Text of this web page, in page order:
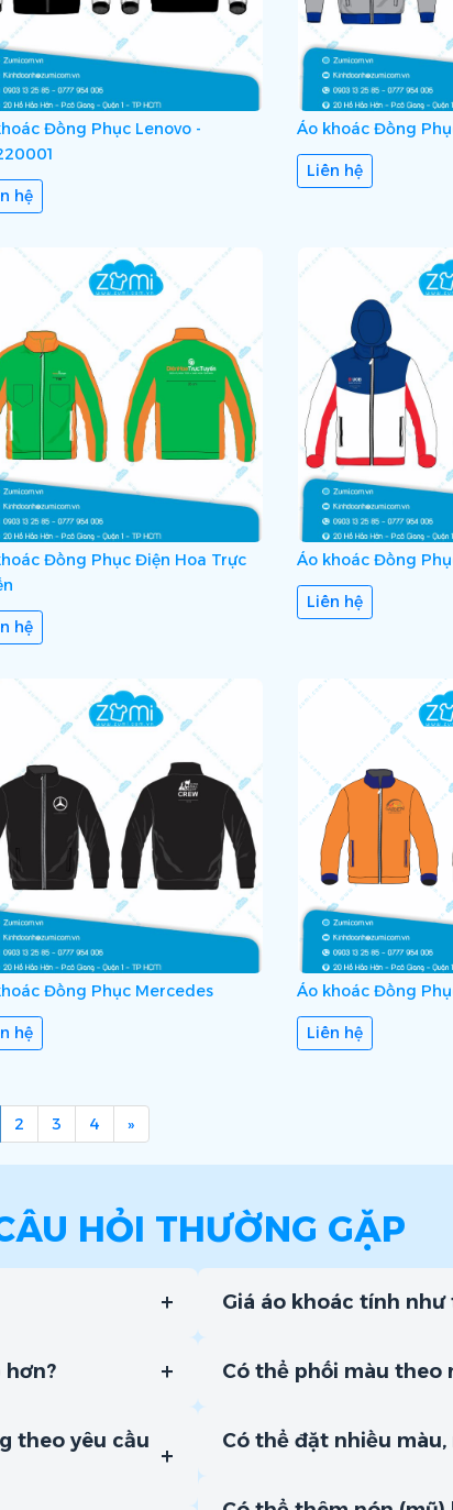
Đồng Phục Lenovo -
hệ
Áo khoác Đồng
Liên hệ
Đồng Phục Điện Hoa Trực
hệ
Áo khoác Đồng
Liên hệ
Đồng Phục Mercedes
hệ
Áo khoác Đồng
Liên hệ
2 3 4 »
HỎI THƯỜNG GẶP
+
hơn? +
theo yêu cầu +
Giá áo khoác tính như
Có thể phối màu theo
Có thể đặt nhiều